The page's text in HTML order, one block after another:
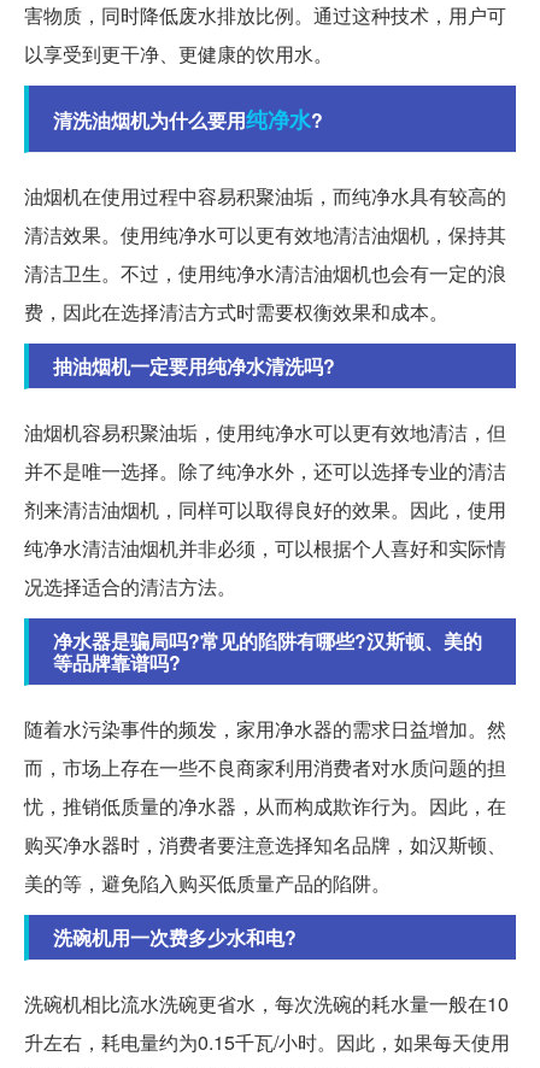
害物质，同时降低废水排放比例。通过这种技术，用户可
以享受到更干净、更健康的饮用水。
清洗油烟机为什么要用纯净水?
油烟机在使用过程中容易积聚油垢，而纯净水具有较高的
清洁效果。使用纯净水可以更有效地清洁油烟机，保持其
清洁卫生。不过，使用纯净水清洁油烟机也会有一定的浪
费，因此在选择清洁方式时需要权衡效果和成本。
抽油烟机一定要用纯净水清洗吗?
油烟机容易积聚油垢，使用纯净水可以更有效地清洁，但
并不是唯一选择。除了纯净水外，还可以选择专业的清洁
剂来清洁油烟机，同样可以取得良好的效果。因此，使用
纯净水清洁油烟机并非必须，可以根据个人喜好和实际情
况选择适合的清洁方法。
净水器是骗局吗?常见的陷阱有哪些?汉斯顿、美的
等品牌靠谱吗?
随着水污染事件的频发，家用净水器的需求日益增加。然
而，市场上存在一些不良商家利用消费者对水质问题的担
忧，推销低质量的净水器，从而构成欺诈行为。因此，在
购买净水器时，消费者要注意选择知名品牌，如汉斯顿、
美的等，避免陷入购买低质量产品的陷阱。
洗碗机用一次费多少水和电?
洗碗机相比流水洗碗更省水，每次洗碗的耗水量一般在10
升左右，耗电量约为0.15千瓦/小时。因此，如果每天使用